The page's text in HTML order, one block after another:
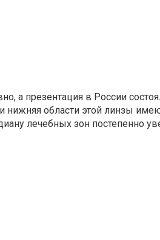
а презентация в России
нижняя области этой линзы
лечебных зон постепенно